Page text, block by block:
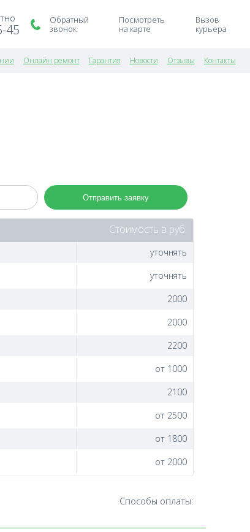
45
Обратный
звонок
Посмотреть
на карте
Вызов
курьера
Онлайн ремонт Гарантия Новости Отзывы Контакты
Отправить заявку
Стоимость в руб.
уточнять
уточнять
2000
2000
2200
от 1000
2100
от 2500
от 1800
от 2000
Способы оплаты: